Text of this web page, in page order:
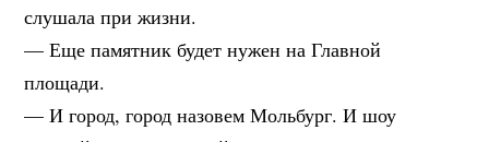
слушала при жизни.
— Еще памятник будет нужен на Главной
площади.
— И город, город назовем Мольбург. И шоу